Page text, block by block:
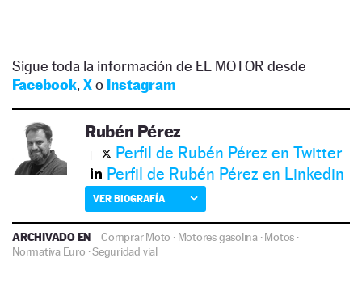
Sigue toda la información de EL MOTOR desde
Facebook, Xo Instagram
Rubén Pérez
Perfil de Rubén Pérez en Twitter
Perfil de Rubén Pérez en Linkedin
VER BIOGRAFÍA
ARCHIVADO EN Comprar Moto · Motores gasolina·Motos ·
Normativa Euro ·Seguridad vial